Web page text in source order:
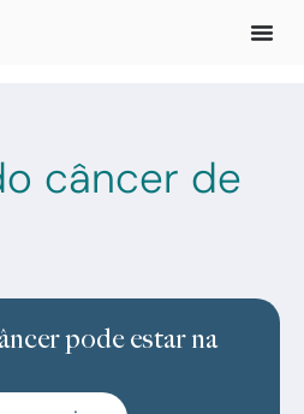
câncer de
pode estar na